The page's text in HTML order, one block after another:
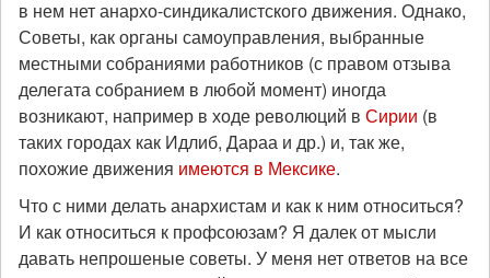
в нем нет анархо-синдикалистского движения. Однако,
Советы, как органы самоуправления, выбранные
местными собраниями работников (с правом отзыва
делегата собранием в любой момент) иногда
возникают, например в ходе революций в Сирии (в
таких городах как Идлиб, Дараа и др.) и, так же,
похожие движения имеются в Мексике.
Что с ними делать анархистам и как к ним относиться?
И как относиться к профсоюзам? Я далек от мысли
давать непрошеные советы. У меня нет ответов на все